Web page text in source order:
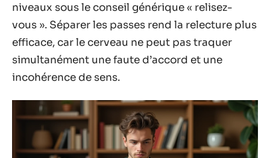
niveaux sous le conseil générique « relisez-
vous ». Séparer les passes rend la relecture plus
efficace, car le cerveau ne peut pas traquer
simultanément une faute d’accord et une
incohérence de sens.